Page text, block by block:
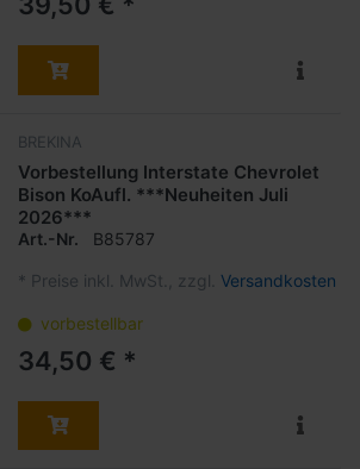
BREKINA
Vorbestellung Interstate Chevrolet
Bison KoAufl. ***Neuheiten Juli
2026***
Art.-Nr. B85787
* Preise inkl. MwSt., zzgl. Versandkosten
vorbestellbar
34,50 € *